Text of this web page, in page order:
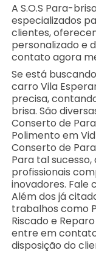
A S.O.S Para-
especializados
clientes,
personalizado e
contato agora
Se está
carro Vila
precisa,
brisa. São
Conserto de
Polimento em
Conserto de
Para tal
profissionais
inovadores. Fale
Além dos já
trabalhos como
Riscado e
entre em
disposição do